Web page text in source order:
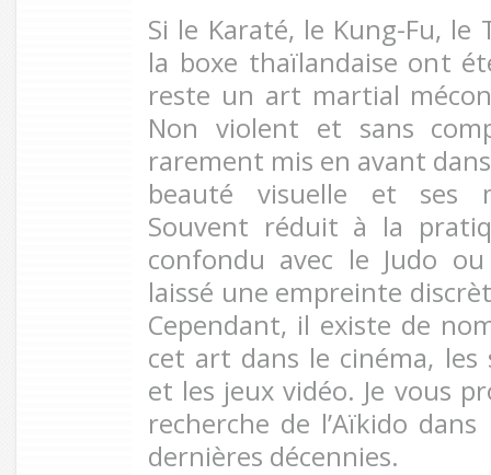
Si le Karaté, le Kung-Fu, le
la boxe thaïlandaise ont
reste un art martial
Non violent et sans
rarement mis en avant
beauté visuelle et ses
Souvent réduit à la
confondu avec le Judo ou
laissé une empreinte
Cependant, il existe de
cet art dans le cinéma, les
et les jeux vidéo. Je vous
recherche de l’Aïkido
dernières décennies.